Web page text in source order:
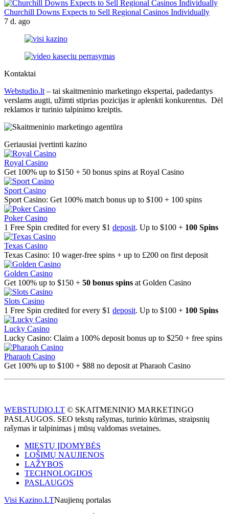
Churchill Downs Expects to Sell Regional Casinos Individually
7 d. ago
Kontaktai
Webstudio.lt – tai skaitmeninio marketingo ekspertai, padedantys
verslams augti, užimti stiprias pozicijas ir aplenkti konkurentus. Dėl
reklamos ir turinio talpinimo kreiptis.
Geriausiai įvertinti kazino
Royal Casino
Get 100% up to $150 + 50 bonus spins at Royal Casino
Sport Casino
Sport Casino: Get 100% match bonus up to $100 + 100 spins
Poker Casino
1 Free Spin credited for every $1 deposit. Up to $100 + 100 Spins
Texas Casino
Texas Casino: 10 wager-free spins + up to £200 on first deposit
Golden Casino
Get 100% up to $150 + 50 bonus spins at Golden Casino
Slots Casino
1 Free Spin credited for every $1 deposit. Up to $100 + 100 Spins
Lucky Casino
Lucky Casino: Claim a 100% deposit bonus up to $250 + free spins
Pharaoh Casino
Get 100% up to $100 + $88 no deposit at Pharaoh Casino
WEBSTUDIO.LT © SKAITMENINIO MARKETINGO
PASLAUGOS. SEO tekstų rašymas, turinio kūrimas, straipsnių
rašymas ir talpinimas į mūsų valdomas svetaines.
MIESTŲ ĮDOMYBĖS
LOŠIMŲ NAUJIENOS
LAŽYBOS
TECHNOLOGIJOS
PASLAUGOS
Visi Kazino.LTNaujienų portalas